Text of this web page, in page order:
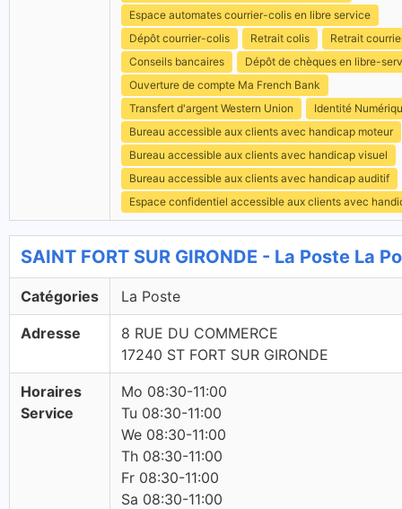
Espace automates courrier-colis en libre service
Dépôt courrier-colis
Retrait colis
Retrait
Conseils bancaires
Dépôt de chèques en libre-
Ouverture de compte Ma French Bank
Transfert d'argent Western Union
Identité
Bureau accessible aux clients avec handicap moteur
Bureau accessible aux clients avec handicap visuel
Bureau accessible aux clients avec handicap auditif
Espace confidentiel accessible aux clients avec
SAINT FORT SUR GIRONDE - La Poste La
Catégories La Poste
Adresse
8 RUE DU COMMERCE
17240 ST FORT SUR GIRONDE
Horaires
Service
Mo 08:30-11:00
Tu 08:30-11:00
We 08:30-11:00
Th 08:30-11:00
Fr 08:30-11:00
Sa 08:30-11:00